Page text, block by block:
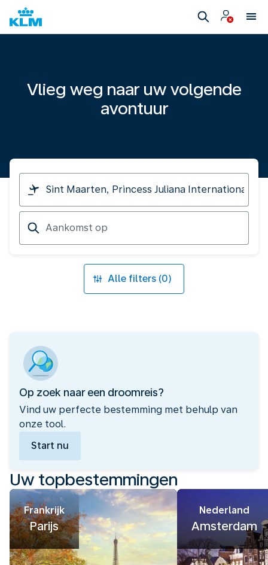
Vlieg weg naar uw volgende
avontuur
Ik
vertrek
van
Aankomst
op
Alle filters (0)
Op zoek naar een droomreis?
Vind uw perfecte bestemming met behulp van
onze tool.
Start nu
Uw topbestemmingen
Frankrijk
Parijs
Nederland
Amsterdam